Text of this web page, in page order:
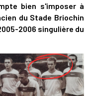
bien s'imposer à
du Stade Briochin
2006 singulière du